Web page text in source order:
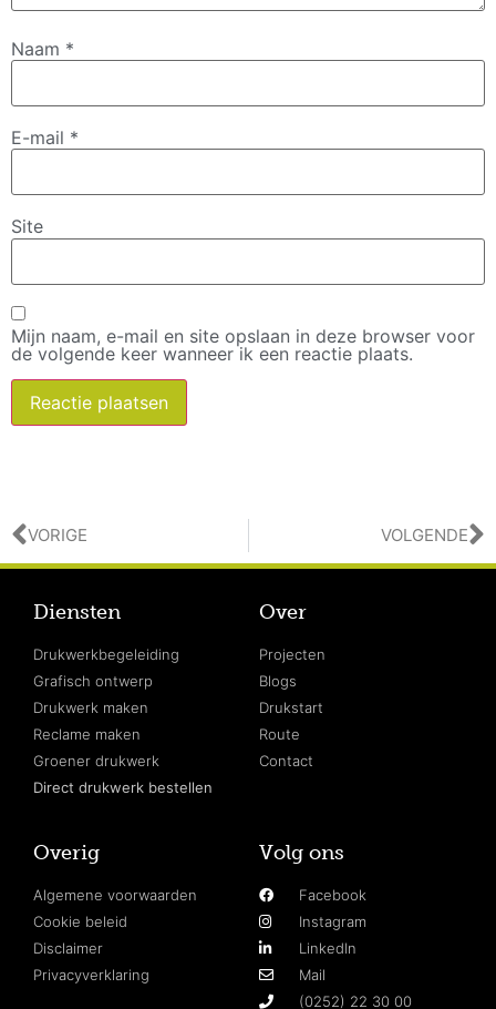
Naam *
E-mail *
Site
Mijn naam, e-mail en site opslaan in deze browser voor
de volgende keer wanneer ik een reactie plaats.
VORIGE VOLGENDE
Diensten
Drukwerkbegeleiding
Grafisch ontwerp
Drukwerk maken
Reclame maken
Groener drukwerk
Direct drukwerk bestellen
Over
Projecten
Blogs
Drukstart
Route
Contact
Overig
Algemene voorwaarden
Cookie beleid
Disclaimer
Privacyverklaring
Volg ons
Facebook
Instagram
LinkedIn
Mail
(0252) 22 30 00